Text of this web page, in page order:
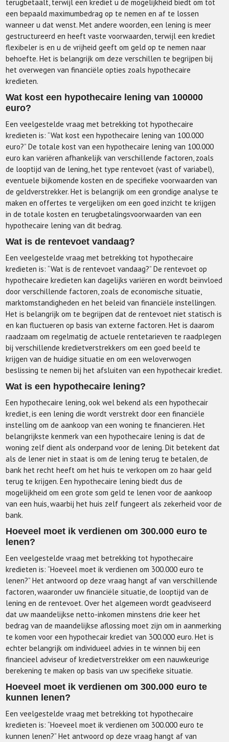
terugbetaalt, terwijl een krediet u de mogelijkheid biedt om tot
een bepaald maximumbedrag op te nemen en af te lossen
wanneer u dat wenst. Met andere woorden, een lening is meer
gestructureerd en heeft vaste voorwaarden, terwijl een krediet
flexibeler is en u de vrijheid geeft om geld op te nemen naar
behoefte. Het is belangrijk om deze verschillen te begrijpen bij
het overwegen van financiële opties zoals hypothecaire
kredieten.
Wat kost een hypothecaire lening van 100000
euro?
Een veelgestelde vraag met betrekking tot hypothecaire
kredieten is: “Wat kost een hypothecaire lening van 100.000
euro?” De totale kost van een hypothecaire lening van 100.000
euro kan variëren afhankelijk van verschillende factoren, zoals
de looptijd van de lening, het type rentevoet (vast of variabel),
eventuele bijkomende kosten en de specifieke voorwaarden van
de geldverstrekker. Het is belangrijk om een grondige analyse te
maken en offertes te vergelijken om een goed inzicht te krijgen
in de totale kosten en terugbetalingsvoorwaarden van een
hypothecaire lening van dit bedrag.
Wat is de rentevoet vandaag?
Een veelgestelde vraag met betrekking tot hypothecaire
kredieten is: “Wat is de rentevoet vandaag?” De rentevoet op
hypothecaire kredieten kan dagelijks variëren en wordt beïnvloed
door verschillende factoren, zoals de economische situatie,
marktomstandigheden en het beleid van financiële instellingen.
Het is belangrijk om te begrijpen dat de rentevoet niet statisch is
en kan fluctueren op basis van externe factoren. Het is daarom
raadzaam om regelmatig de actuele rentetarieven te raadplegen
bij verschillende kredietverstrekkers om een goed beeld te
krijgen van de huidige situatie en om een weloverwogen
beslissing te nemen bij het afsluiten van een hypothecair krediet.
Wat is een hypothecaire lening?
Een hypothecaire lening, ook wel bekend als een hypothecair
krediet, is een lening die wordt verstrekt door een financiële
instelling om de aankoop van een woning te financieren. Het
belangrijkste kenmerk van een hypothecaire lening is dat de
woning zelf dient als onderpand voor de lening. Dit betekent dat
als de lener niet in staat is om de lening terug te betalen, de
bank het recht heeft om het huis te verkopen om zo haar geld
terug te krijgen. Een hypothecaire lening biedt dus de
mogelijkheid om een grote som geld te lenen voor de aankoop
van een huis, waarbij het huis zelf fungeert als zekerheid voor de
bank.
Hoeveel moet ik verdienen om 300.000 euro te
lenen?
Een veelgestelde vraag met betrekking tot hypothecaire
kredieten is: “Hoeveel moet ik verdienen om 300.000 euro te
lenen?” Het antwoord op deze vraag hangt af van verschillende
factoren, waaronder uw financiële situatie, de looptijd van de
lening en de rentevoet. Over het algemeen wordt geadviseerd
dat uw maandelijkse netto-inkomen minstens drie keer het
bedrag van de maandelijkse aflossing moet zijn om in aanmerking
te komen voor een hypothecair krediet van 300.000 euro. Het is
echter belangrijk om individueel advies in te winnen bij een
financieel adviseur of kredietverstrekker om een nauwkeurige
berekening te maken op basis van uw specifieke situatie.
Hoeveel moet ik verdienen om 300.000 euro te
kunnen lenen?
Een veelgestelde vraag met betrekking tot hypothecaire
kredieten is: “Hoeveel moet ik verdienen om 300.000 euro te
kunnen lenen?” Het antwoord op deze vraag hangt af van